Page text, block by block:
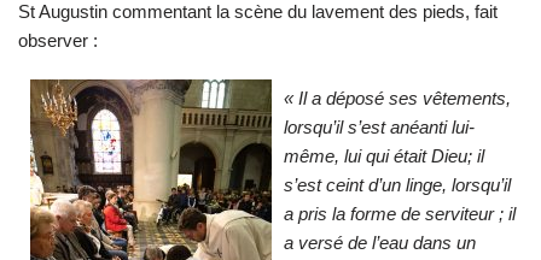
St Augustin commentant la scène du lavement des pieds, fait
observer :
« Il a déposé ses vêtements,
lorsqu’il s’est anéanti lui-
même, lui qui était Dieu; il
s’est ceint d’un linge, lorsqu’il
a pris la forme de serviteur ; il
a versé de l’eau dans un